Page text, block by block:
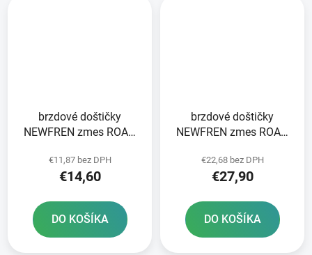
brzdové doštičky
NEWFREN zmes ROAD
v balení
€11,87 bez DPH
€14,60
DO KOŠÍKA
brzdové doštičky
NEWFREN zmes ROAD
v balení
€22,68 bez DPH
€27,90
DO KOŠÍKA